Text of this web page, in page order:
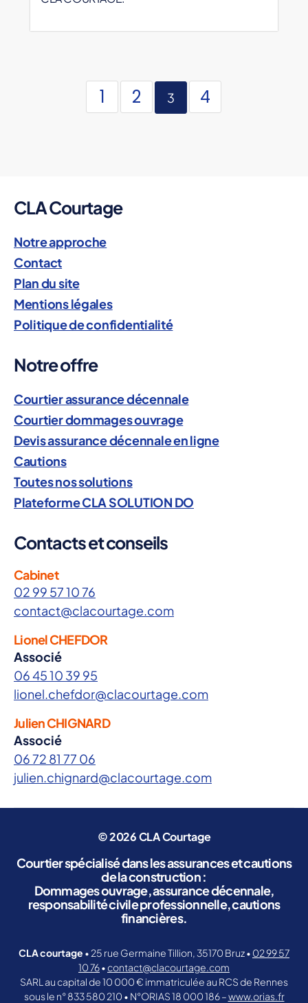
1 2 3 4
CLA Courtage
Notre approche
Contact
Plan du site
Mentions légales
Politique de confidentialité
Notre offre
Courtier assurance décennale
Courtier dommages ouvrage
Devis assurance décennale en ligne
Cautions
Toutes nos solutions
Plateforme CLA SOLUTION DO
Contacts et conseils
Cabinet
02 99 57 10 76
contact@clacourtage.com
Lionel CHEFDOR
Associé
06 45 10 39 95
lionel.chefdor@clacourtage.com
Julien CHIGNARD
Associé
06 72 81 77 06
julien.chignard@clacourtage.com
© 2026CLA Courtage
Courtier spécialisé dans les assurances et cautions
de la construction :
Dommages ouvrage, assurance décennale,
responsabilité civile professionnelle, cautions
financières.
CLA courtage • 25 rue Germaine Tillion, 35170 Bruz • 02 99 57
10 76•contact@clacourtage.com
SARL au capital de 10 000 € immatriculée au RCS de Rennes
sous le n° 833 580 210 • N°ORIAS 18 000 186 –www.orias.fr